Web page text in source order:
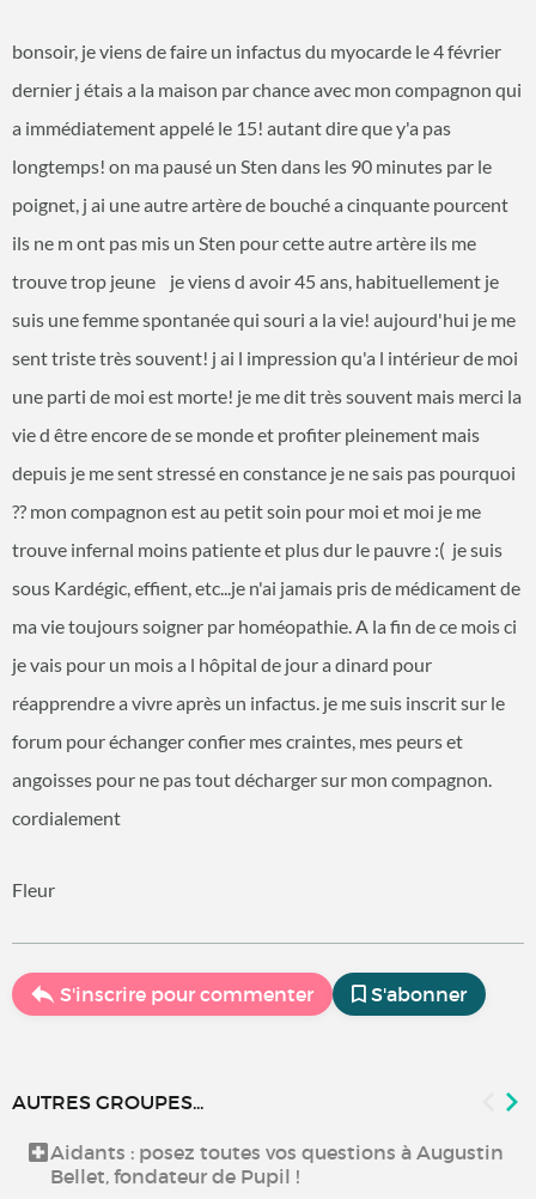
bonsoir, je viens de faire un infactus du myocarde le 4 février
dernier j étais a la maison par chance avec mon compagnon qui
a immédiatement appelé le 15! autant dire que y'a pas
longtemps! on ma pausé un Sten dans les 90 minutes par le
poignet, j ai une autre artère de bouché a cinquante pourcent
ils ne m ont pas mis un Sten pour cette autre artère ils me
trouve trop jeune je viens d avoir 45 ans, habituellement je
suis une femme spontanée qui souri a la vie! aujourd'hui je me
sent triste très souvent! j ai l impression qu'a l intérieur de moi
une parti de moi est morte! je me dit très souvent mais merci la
vie d être encore de se monde et profiter pleinement mais
depuis je me sent stressé en constance je ne sais pas pourquoi
?? mon compagnon est au petit soin pour moi et moi je me
trouve infernal moins patiente et plus dur le pauvre :( je suis
sous Kardégic, effient, etc...je n'ai jamais pris de médicament de
ma vie toujours soigner par homéopathie. A la fin de ce mois ci
je vais pour un mois a l hôpital de jour a dinard pour
réapprendre a vivre après un infactus. je me suis inscrit sur le
forum pour échanger confier mes craintes, mes peurs et
angoisses pour ne pas tout décharger sur mon compagnon.
cordialement
Fleur
S'inscrire pour commenter S'abonner
AUTRES GROUPES...
Aidants : posez toutes vos questions à Augustin
Bellet, fondateur de Pupil !